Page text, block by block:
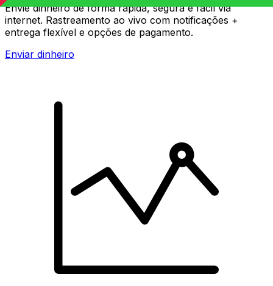
Envie dinheiro de forma rápida, segura e fácil via
internet. Rastreamento ao vivo com notificações +
entrega flexível e opções de pagamento.
Enviar dinheiro